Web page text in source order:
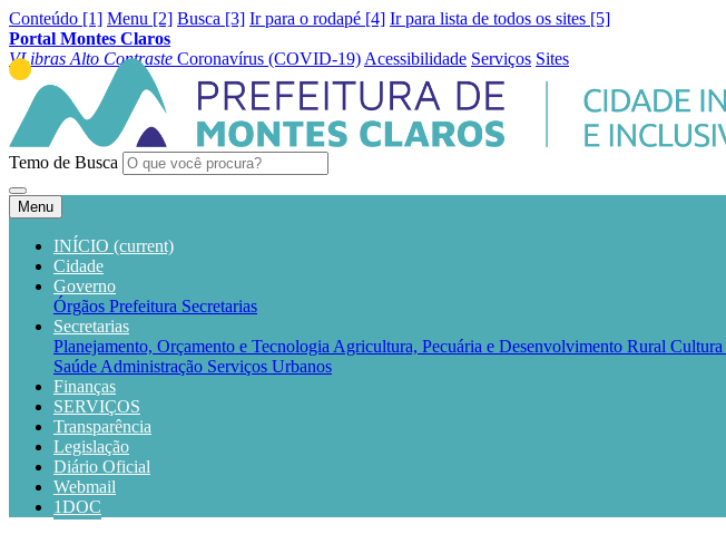
Conteúdo [1] Menu [2] Busca [3] Ir para o rodapé [4] Ir para lista de todos os sites [5]
Portal Montes Claros
VLibras Alto Contraste Coronavírus (COVID-19) Acessibilidade Serviços Sites
Temo de Busca
Menu
INÍCIO (current)
Cidade
Governo
Órgãos Prefeitura Secretarias
Secretarias
Planejamento, Orçamento e Tecnologia Agricultura, Pecuária e Desenvolvimento Rural Cultura
Saúde Administração Serviços Urbanos
Finanças
SERVIÇOS
Transparência
Legislação
Diário Oficial
Webmail
1DOC